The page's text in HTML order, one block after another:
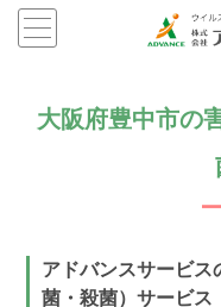
大阪府豊中市の
アドバンスサービス
菌・殺菌）サービス